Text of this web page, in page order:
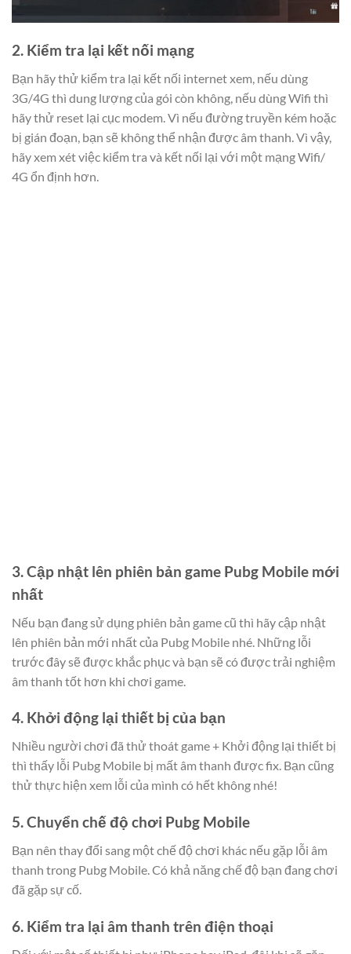
2. Kiểm tra lại kết nối mạng
Bạn hãy thử kiểm tra lại kết nối internet xem, nếu dùng
3G/4G thì dung lượng của gói còn không, nếu dùng Wifi thì
hãy thử reset lại cục modem. Vì nếu đường truyền kém hoặc
bị gián đoạn, bạn sẽ không thể nhận được âm thanh. Vì vậy,
hãy xem xét việc kiểm tra và kết nối lại với một mạng Wifi/
4G ổn định hơn.
3. Cập nhật lên phiên bản game Pubg Mobile mới
nhất
Nếu bạn đang sử dụng phiên bản game cũ thì hãy cập nhật
lên phiên bản mới nhất của Pubg Mobile nhé. Những lỗi
trước đây sẽ được khắc phục và bạn sẽ có được trải nghiệm
âm thanh tốt hơn khi chơi game.
4. Khởi động lại thiết bị của bạn
Nhiều người chơi đã thử thoát game + Khởi động lại thiết bị
thì thấy lỗi Pubg Mobile bị mất âm thanh được fix. Bạn cũng
thử thực hiện xem lỗi của mình có hết không nhé!
5. Chuyển chế độ chơi Pubg Mobile
Bạn nên thay đổi sang một chế độ chơi khác nếu gặp lỗi âm
thanh trong Pubg Mobile. Có khả năng chế độ bạn đang chơi
đã gặp sự cố.
6. Kiểm tra lại âm thanh trên điện thoại